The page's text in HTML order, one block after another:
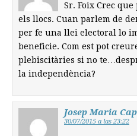
Sr. Foix Crec
els llocs. Cuan parlem de
per fe una llei electoral lo
beneficie. Com est pot
plebiscitàries si no
la independència?
Josep Maria
30/07/2015 a las 23:22